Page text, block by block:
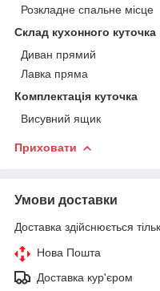
Розкладне спальне місце
Склад кухонного куточка
Диван прямий
Лавка пряма
Комплектація куточка
Висувний ящик
Приховати
Умови доставки
Доставка здійснюється
Нова Пошта
Доставка кур'єром